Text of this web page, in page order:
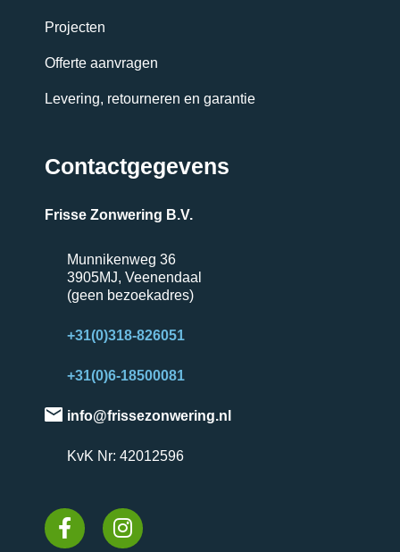
Projecten
Offerte aanvragen
Levering, retourneren en garantie
Contactgegevens
Frisse Zonwering B.V.
Munnikenweg 36
3905MJ, Veenendaal
(geen bezoekadres)
+31(0)318-826051
+31(0)6-18500081
info@frissezonwering.nl
KvK Nr: 42012596